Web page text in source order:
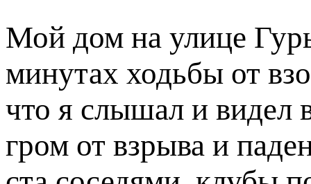
Мой дом на улице
минутах ходьбы от
что я слышал и видел
гром от взрыва и